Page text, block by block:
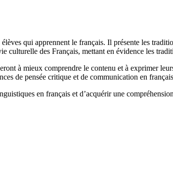
qui apprennent le français. Il présente les
des Français, mettant en évidence les
à mieux comprendre le contenu et à exprimer
de pensée critique et de communication en
en français et d’acquérir une